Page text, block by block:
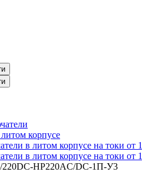
корпусе
в литом корпусе на токи от
в литом корпусе на токи от
НР220AC/DC-1П-У3